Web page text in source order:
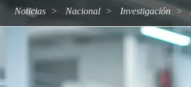
Noticias Nacional Investigación